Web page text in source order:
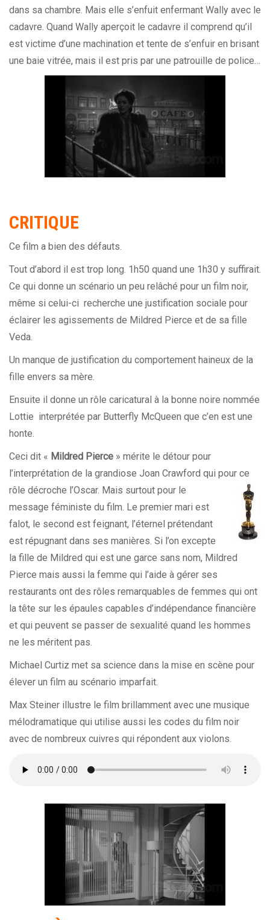
dans sa chambre. Mais elle s’enfuit enfermant Wally avec le
cadavre. Quand Wally aperçoit le cadavre il comprend qu’il
est victime d’une machination et tente de s’enfuir en brisant
une baie vitrée, mais il est pris par une patrouille de police…
CRITIQUE
Ce film a bien des défauts.
Tout d’abord il est trop long. 1h50 quand une 1h30 y suffirait.
Ce qui donne un scénario un peu relâché pour un film noir,
même si celui-ci recherche une justification sociale pour
éclairer les agissements de Mildred Pierce et de sa fille
Veda.
Un manque de justification du comportement haineux de la
fille envers sa mère.
Ensuite il donne un rôle caricatural à la bonne noire nommée
Lottie interprétée par Butterfly McQueen que c’en est une
honte.
Ceci dit « Mildred Pierce » mérite le détour pour
l’interprétation de la grandiose Joan Crawford qui pour ce
rôle décroche l’Oscar. Mais surtout pour le
message féministe du film. Le premier mari est
falot, le second est feignant, l’éternel prétendant
est répugnant dans ses manières. Si l’on excepte
la fille de Mildred qui est une garce sans nom, Mildred
Pierce mais aussi la femme qui l’aide à gérer ses
restaurants ont des rôles remarquables de femmes qui ont
la tête sur les épaules capables d’indépendance financière
et qui peuvent se passer de sexualité quand les hommes
ne les méritent pas.
Michael Curtiz met sa science dans la mise en scène pour
élever un film au scénario imparfait.
Max Steiner illustre le film brillamment avec une musique
mélodramatique qui utilise aussi les codes du film noir
avec de nombreux cuivres qui répondent aux violons.